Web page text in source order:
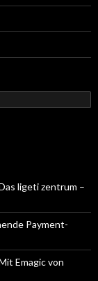
ligeti zentrum –
Payment-
Emagic von